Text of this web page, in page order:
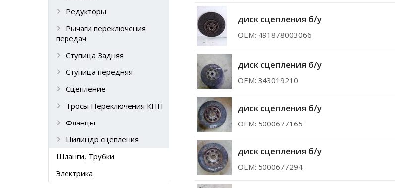
Редукторы
Рычаги переключения
передач
Ступица Задняя
Ступица передняя
Сцепление
Тросы Переключения КПП
Фланцы
Цилиндр сцепления
Шланги, Трубки
Электрика
диск сцепления б/у
ОЕМ: 491878003066
диск сцепления б/у
ОЕМ: 343019210
диск сцепления б/у
ОЕМ: 5000677165
диск сцепления б/у
ОЕМ: 5000677294